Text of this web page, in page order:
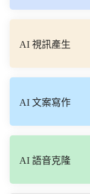
AI 視訊產生
AI 文案寫作
AI 語音克隆